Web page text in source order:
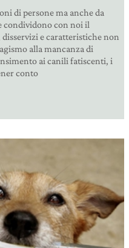
di persone ma anche da
condividono con noi il
e caratteristiche non
alla mancanza di
ai canili fatiscenti, i
conto